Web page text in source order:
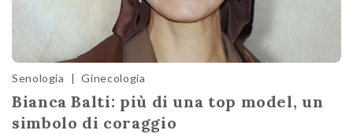
Senologia | Ginecologia
Bianca Balti: più di una top model, un
simbolo di coraggio